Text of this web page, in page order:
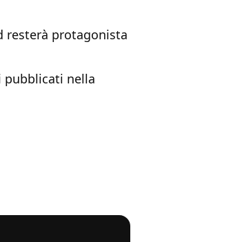
resterà protagonista
pubblicati nella